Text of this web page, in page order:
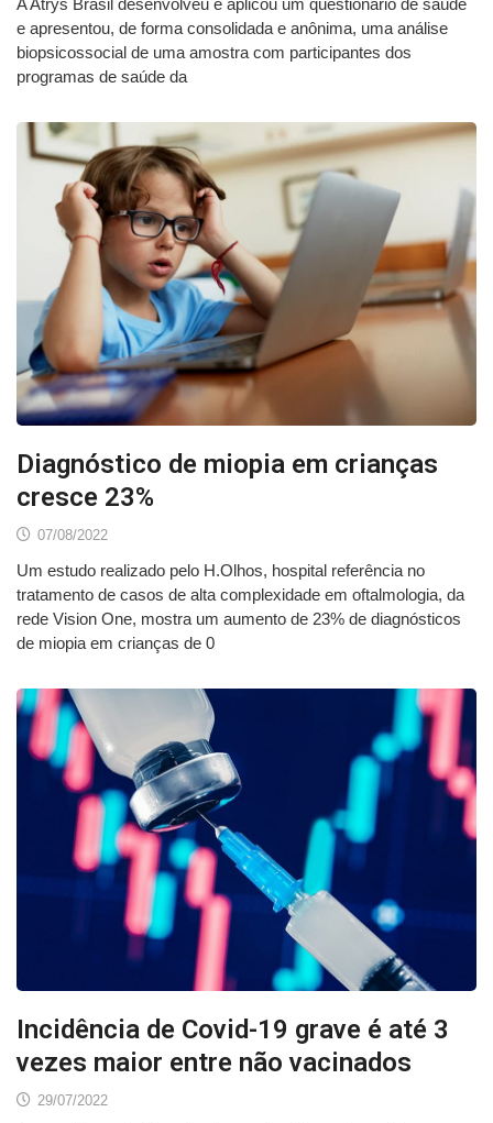
A Atrys Brasil desenvolveu e aplicou um questionário de saúde
e apresentou, de forma consolidada e anônima, uma análise
biopsicossocial de uma amostra com participantes dos
programas de saúde da
Diagnóstico de miopia em crianças
cresce 23%
07/08/2022
Um estudo realizado pelo H.Olhos, hospital referência no
tratamento de casos de alta complexidade em oftalmologia, da
rede Vision One, mostra um aumento de 23% de diagnósticos
de miopia em crianças de 0
Incidência de Covid-19 grave é até 3
vezes maior entre não vacinados
29/07/2022